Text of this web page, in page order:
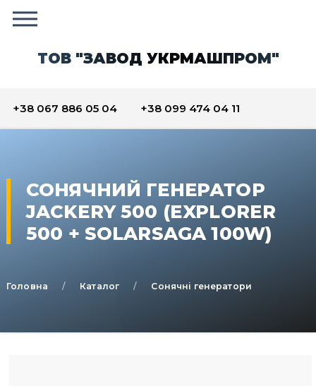
ТОВ "ЗАВОД УКРМАШПРОМ"
+38 067 886 05 04 +38 099 474 04 11
СОНЯЧНИЙ ГЕНЕРАТОР
JACKERY 500 (EXPLORER
500 + SOLARSAGA 100W)
Головна Каталог Сонячні генератори